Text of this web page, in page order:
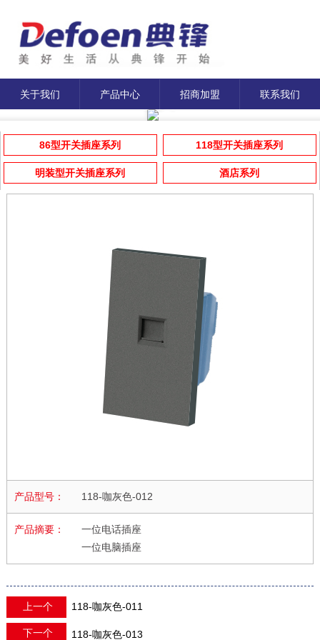
关于我们 产品中心 招商加盟 联系我们
86型开关插座系列 118型开关插座系列
明装型开关插座系列 酒店系列
产品型号： 118-咖灰色-012
产品摘要：
一位电话插座
一位电脑插座
上一个 118-咖灰色-011
下一个 118-咖灰色-013